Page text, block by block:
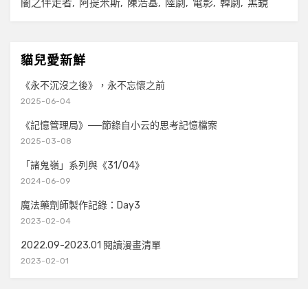
闇之伴走者
阿提米斯 陳浩基 陸劇 電影 韓劇 黑鏡
貓兒愛新鮮
《永不沉沒之後》，永不忘懷之前
2025-06-04
《記憶管理局》──節錄自小云的思考記憶檔案
2025-03-08
「諸鬼嶺」系列與《31/04》
2024-06-09
魔法藥劑師製作記錄：Day3
2023-02-04
2022.09-2023.01 閱讀漫畫清單
2023-02-01